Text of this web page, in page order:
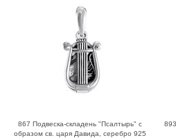
867 Подвеска-складень "Псалтырь" с
образом св. царя Давида, серебро 925